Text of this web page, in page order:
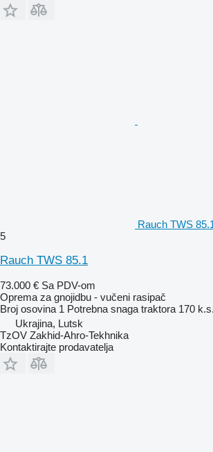
Rauch TWS
5
Rauch TWS 85.1
73.000 € Sa PDV-om
Oprema za gnojidbu - vučeni rasipač
Broj osovina 1 Potrebna snaga traktora 170 k.s.
Ukrajina, Lutsk
TzOV Zakhid-Ahro-Tekhnika
Kontaktirajte prodavatelja